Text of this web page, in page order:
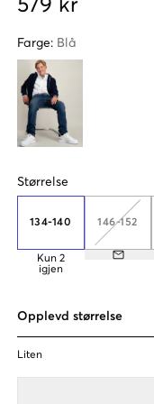
579 kr
Farge: Blå
Størrelse
134-140
Kun 2
igjen
146-152
Opplevd størrelse
Liten